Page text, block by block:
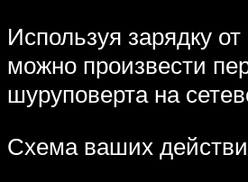
Используя зарядку от
можно произвести
шуруповерта на
Схема ваших